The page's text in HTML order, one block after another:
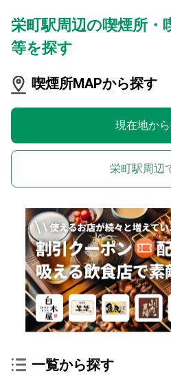
栄町駅周辺の喫煙所・
等を探す
喫煙所MAPから探す
現在地か
栄町駅周辺
一覧から探す